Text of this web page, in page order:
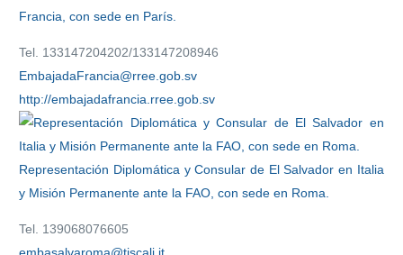
Francia, con sede en París.
Tel. 133147204202/133147208946
EmbajadaFrancia@rree.gob.sv
http://embajadafrancia.rree.gob.sv
Representación Diplomática y Consular de El Salvador en Italia
y Misión Permanente ante la FAO, con sede en Roma.
Tel. 139068076605
embasalvaroma@tiscali.it